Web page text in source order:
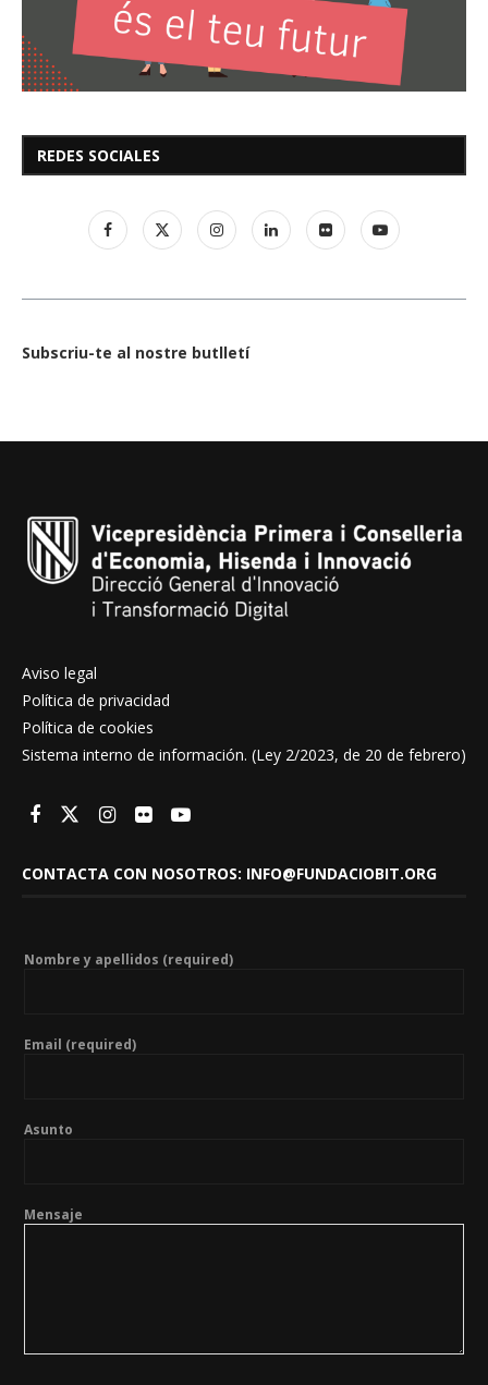
REDES SOCIALES
Subscriu-te al nostre butlletí
Aviso legal
Política de privacidad
Política de cookies
Sistema interno de información. (Ley 2/2023, de 20 de febrero)
CONTACTA CON NOSOTROS: INFO@FUNDACIOBIT.ORG
Nombre y apellidos (required)
Email (required)
Asunto
Mensaje